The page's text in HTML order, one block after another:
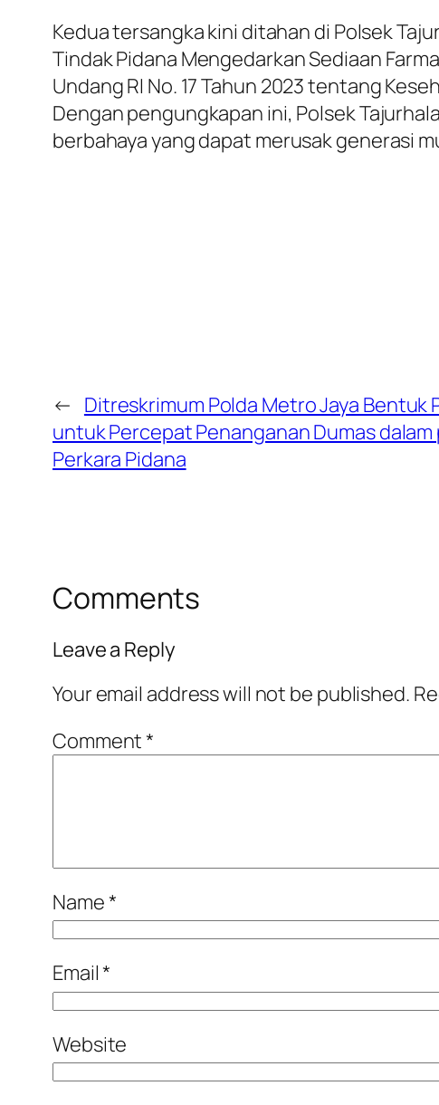
Kedua tersangka kini ditahan di Polsek
Tindak Pidana Mengedarkan Sediaan
Undang RI No. 17 Tahun 2023 tentang
Dengan pengungkapan ini, Polsek
berbahaya yang dapat merusak generasi
← Ditreskrimum Polda Metro Jaya Bentuk
untuk Percepat Penanganan Dumas
Perkara Pidana
Comments
Leave a Reply
Your email address will not be published.
Comment*
Name*
Email*
Website